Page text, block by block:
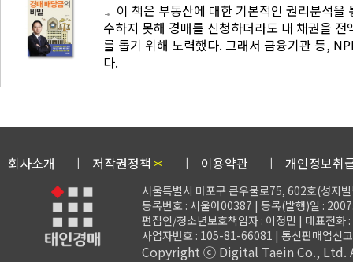
이 책은 부동산에 대한 기본적인 권리분석
수하지 못해 경매를 신청하더라도 내 채권을
를 돕기 위해 노력했다. 그래서 금융기관 등,
다.
회사소개 저작권정책 ＊ 이용약관 개인정보취
서울특별시 마포구 큰우물로75, 602호(성지
등록번호 : 서울아00387 | 등록(발행)일 :
편집인/청소년보호책임자 : 이정민 | 대표전
사업자번호 : 105-81-66081 | 통신판매업
Copyright ⓒ Digital Taein Co., Ltd.